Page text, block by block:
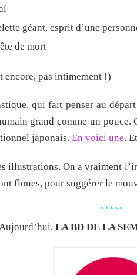
géant, esprit d’une
de mort
encore, pas intimement !)
qui fait penser au
grand comme un
japonais. En voici une. Et
illustrations. On a vraiment
floues, pour suggérer le
*****
LA BD DE LA